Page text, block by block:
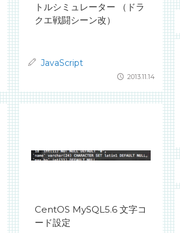
トルシミュレーター （ドラ
クエ戦闘シーン改）
JavaScript
2013.11.14
CentOS MySQL5.6 文字コ
ード設定